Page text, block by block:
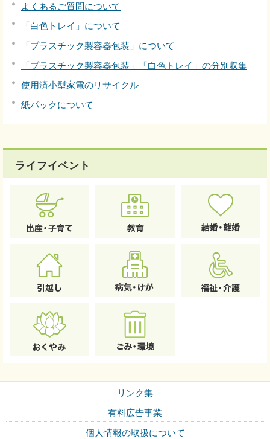
よくあるご質問について
「白色トレイ」について
「プラスチック製容器包装」について
「プラスチック製容器包装」「白色トレイ」の分別収集
使用済小型家電のリサイクル
紙パックについて
ライフイベント
リンク集
有料広告事業
個人情報の取扱について